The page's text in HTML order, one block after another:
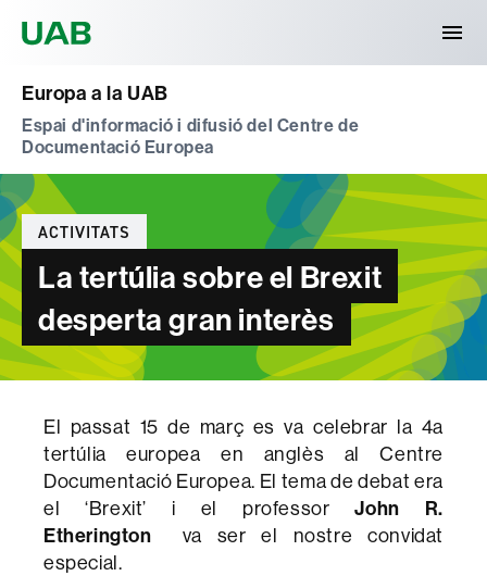
Europa a la UAB
Espai d'informació i difusió del Centre de
Documentació Europea
Categories
ACTIVITATS
La tertúlia sobre el Brexit
desperta gran interès
El passat 15 de març es va celebrar la 4a
tertúlia europea en anglès al Centre
Documentació Europea. El tema de debat era
el ‘Brexit’ i el professorJohn R.
Etherington
va ser el nostre convidat
especial.